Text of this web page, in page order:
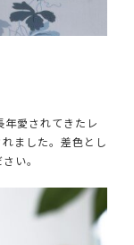
愛されてきたレ
ました。差色とし
い。